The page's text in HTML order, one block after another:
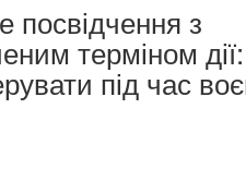
посвідчення з
терміном
під час